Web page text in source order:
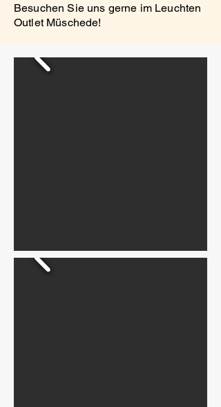
Besuchen Sie uns gerne im Leuchten
Outlet Müschede!